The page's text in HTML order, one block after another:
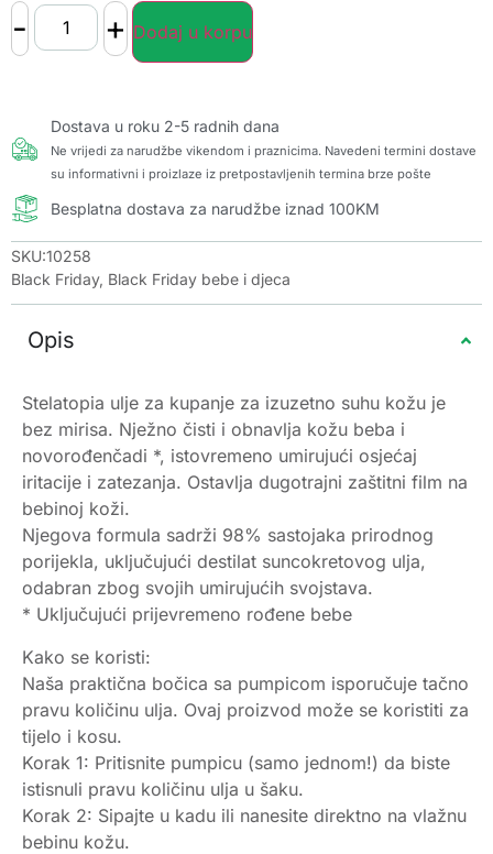
- + Dodaj u korpu
Dostava u roku 2-5 radnih dana
Ne vrijedi za narudžbe vikendom i praznicima. Navedeni termini dostave
su informativni i proizlaze iz pretpostavljenih termina brze pošte
Besplatna dostava za narudžbe iznad 100KM
SKU:10258
Black Friday, Black Friday bebe i djeca
Opis
Stelatopia ulje za kupanje za izuzetno suhu kožu je
bez mirisa. Nježno čisti i obnavlja kožu beba i
novorođenčadi *, istovremeno umirujući osjećaj
iritacije i zatezanja. Ostavlja dugotrajni zaštitni film na
bebinoj koži.
Njegova formula sadrži 98% sastojaka prirodnog
porijekla, uključujući destilat suncokretovog ulja,
odabran zbog svojih umirujućih svojstava.
* Uključujući prijevremeno rođene bebe
Kako se koristi:
Naša praktična bočica sa pumpicom isporučuje tačno
pravu količinu ulja. Ovaj proizvod može se koristiti za
tijelo i kosu.
Korak 1: Pritisnite pumpicu (samo jednom!) da biste
istisnuli pravu količinu ulja u šaku.
Korak 2: Sipajte u kadu ili nanesite direktno na vlažnu
bebinu kožu.